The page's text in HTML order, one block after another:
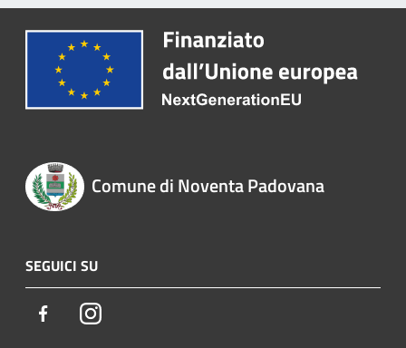
Comune di Noventa Padovana
SEGUICI SU
FacebookInstagram